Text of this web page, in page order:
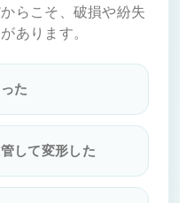
らこそ、破損や紛失
あります。
た
して変形した